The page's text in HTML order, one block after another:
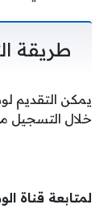
طريقة
يمكن التقديم
خلال التسجيل
لمتابعة قناة